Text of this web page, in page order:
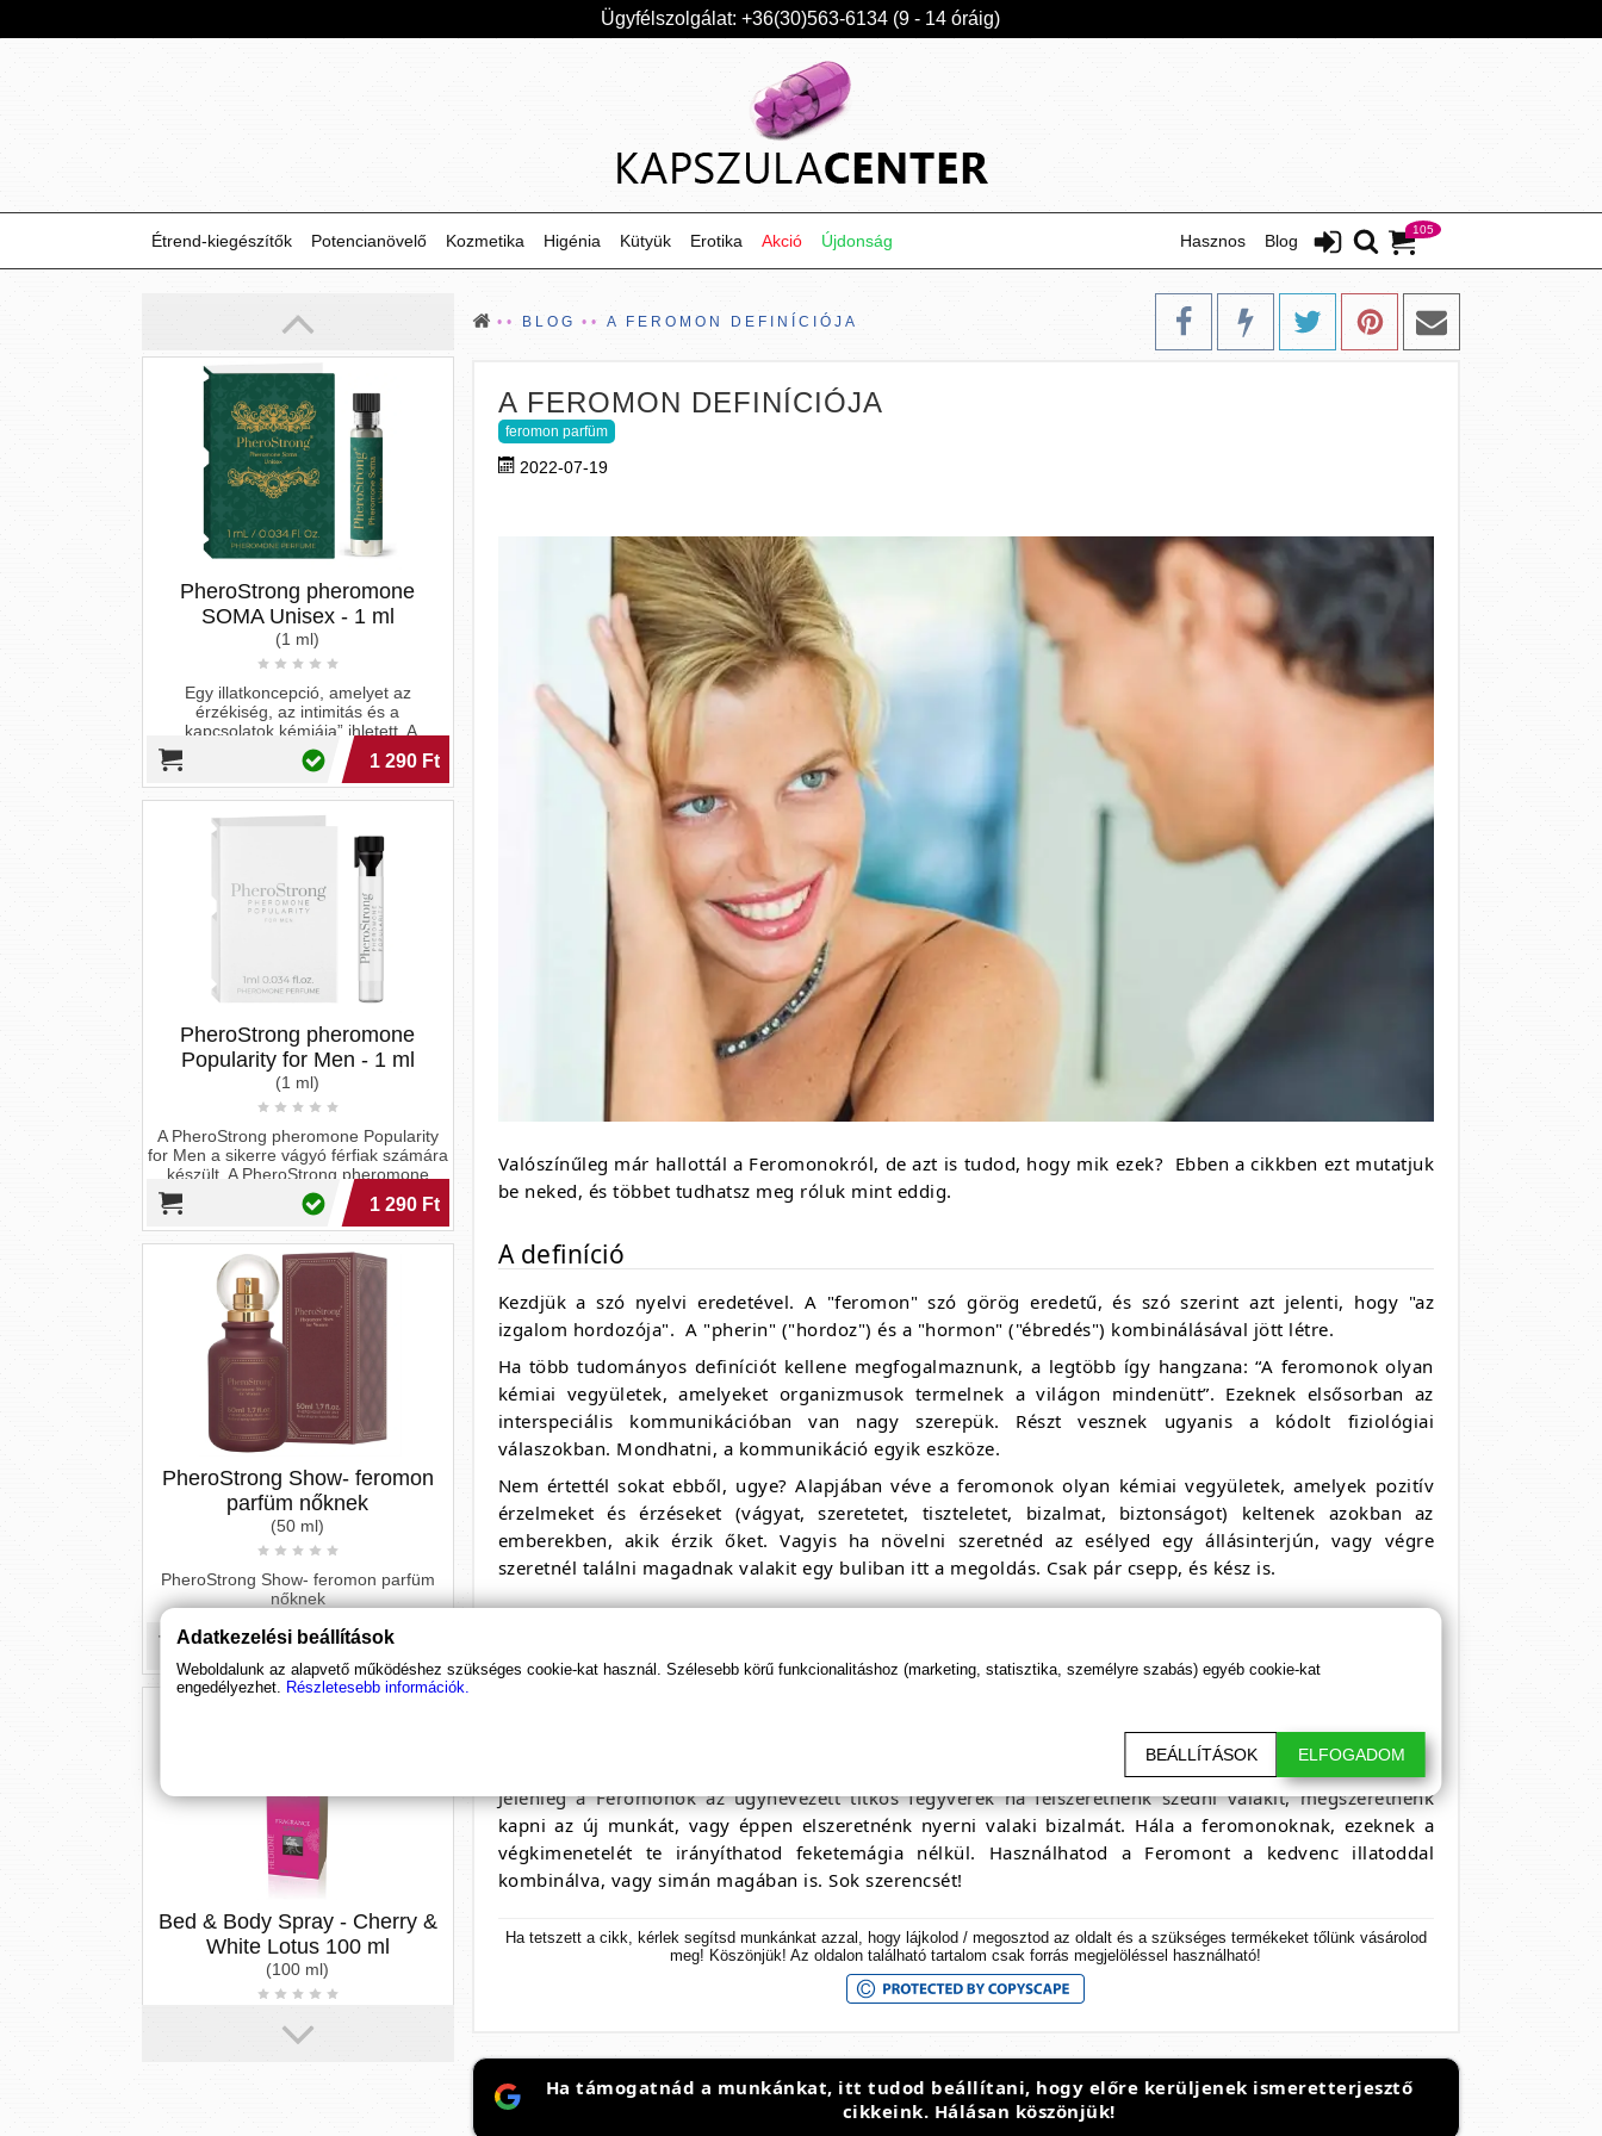
Ügyfélszolgálat: +36(30)563-6134 (9 - 14 óráig)
105
Étrend-kiegészítők Blog
Potencianövelő Hasznos
Kozmetika Higénia Kütyük Erotika Akció Újdonság
PheroStrong pheromone
SOMA Unisex - 1 ml
(1 ml)
Egy illatkoncepció, amelyet az
érzékiség, az intimitás és a
„kapcsolatok kémiája” ihletett. A
PheroStrong® egy fero
1 290 Ft
PheroStrong pheromone
Popularity for Men - 1 ml
(1 ml)
A PheroStrong pheromone Popularity
for Men a sikerre vágyó férfiak számára
készült. A PheroStrong pheromone
Popula
1 290 Ft
PheroStrong Show- feromon
parfüm nőknek
(50 ml)
PheroStrong Show- feromon parfüm
nőknek
Bed & Body Spray - Cherry &
(100 ml)
6 390 Ft
BLOG A FEROMON DEFINÍCIÓJA
A FEROMON DEFINÍCIÓJA
feromon parfüm
2022-07-19
Valószínűleg már hallottál a Feromonokról, de azt is tudod, hogy mik ezek? Ebben a cikkben ezt mutatjuk
be neked, és többet tudhatsz meg róluk mint eddig.
A definíció
Kezdjük a szó nyelvi eredetével. A "feromon" szó görög eredetű, és szó szerint azt jelenti, hogy "az
izgalom hordozója". A "pherin" ("hordoz") és a "hormon" ("ébredés") kombinálásával jött létre.
Ha több tudományos definíciót kellene megfogalmaznunk, a legtöbb így hangzana: “A feromonok olyan
kémiai vegyületek, amelyeket organizmusok termelnek a világon mindenütt”. Ezeknek elsősorban az
interspeciális kommunikációban van nagy szerepük. Részt vesznek ugyanis a kódolt fiziológiai
válaszokban. Mondhatni, a kommunikáció egyik eszköze.
Nem értettél sokat ebből, ugye? Alapjában véve a feromonok olyan kémiai vegyületek, amelyek pozitív
érzelmeket és érzéseket (vágyat, szeretetet, tiszteletet, bizalmat, biztonságot) keltenek azokban az
emberekben, akik érzik őket. Vagyis ha növelni szeretnéd az esélyed egy állásinterjún, vagy végre
szeretnél találni magadnak valakit egy buliban itt a megoldás. Csak pár csepp, és kész is.
Az első felfedezettferomona bombykol volt - a nőstény selyemhernyók mirigyéből kiválasztódott
tudós csapatot ingerelt arra, hogy kutassák ezeket az anyagokat. Nagyon sok selyemhernyóra volt
szükség ahhoz, hogy felfedezzük ezeket, és rájöjjünek, mire is jók pontosan.
Jelenleg a Feromonok az úgynevezett titkos fegyverek ha felszeretnénk szedni valakit, megszeretnénk
kapni az új munkát, vagy éppen elszeretnénk nyerni valaki bizalmát. Hála a feromonoknak, ezeknek a
végkimenetelét te irányíthatod feketemágia nélkül. Használhatod a Feromont a kedvenc illatoddal
kombinálva, vagy simán magában is. Sok szerencsét!
Ha tetszett a cikk, kérlek segítsd munkánkat azzal, hogy lájkolod / megosztod az oldalt és a szükséges termékeket tőlünk vásárolod
meg! Köszönjük! Az oldalon található tartalom csak forrás megjelöléssel használható!
Ha támogatnád a munkánkat, itt tudod beállítani, hogy előre kerüljenek ismeretterjesztő
cikkeink. Hálásan köszönjük!
Adatkezelési beállítások
Weboldalunk az alapvető működéshez szükséges cookie-kat használ. Szélesebb körű funkcionalitáshoz (marketing, statisztika, személyre szabás) egyéb cookie-kat
engedélyezhet. Részletesebb információk.
BEÁLLÍTÁSOK ELFOGADOM